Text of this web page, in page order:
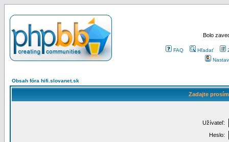
Bolo
FAQ Hľadať
Obsah fóra hifi.slovanet.sk
Zadajte
Užívateľ:
Heslo: